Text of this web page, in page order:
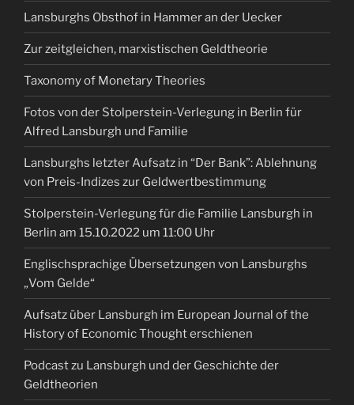
Lansburghs Obsthof in Hammer an der Uecker
Zur zeitgleichen, marxistischen Geldtheorie
Taxonomy of Monetary Theories
Fotos von der Stolperstein-Verlegung in Berlin für
Alfred Lansburgh und Familie
Lansburghs letzter Aufsatz in “Der Bank”: Ablehnung
von Preis-Indizes zur Geldwertbestimmung
Stolperstein-Verlegung für die Familie Lansburgh in
Berlin am 15.10.2022 um 11:00 Uhr
Englischsprachige Übersetzungen von Lansburghs
„Vom Gelde“
Aufsatz über Lansburgh im European Journal of the
History of Economic Thought erschienen
Podcast zu Lansburgh und der Geschichte der
Geldtheorien